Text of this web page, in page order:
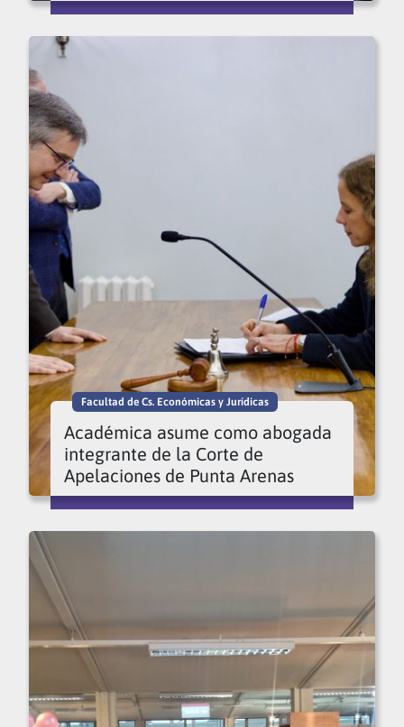
Facultad de Cs. Económicas y Jurídicas
Académica asume como abogada
integrante de la Corte de
Apelaciones de Punta Arenas